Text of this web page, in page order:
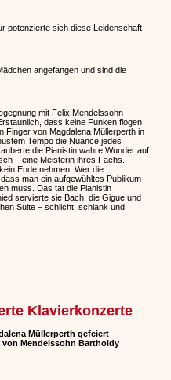
potenzierte sich diese Leidenschaft
angefangen und sind die
mit Felix Mendelssohn
dass keine Funken flogen
Finger von Magdalena Müllerperth in
Tempo die Nuance jedes
die Pianistin wahre Wunder auf
– eine Meisterin ihres Fachs.
Ende nehmen. Wer die
man ein aufgewühltes Publikum
muss. Das tat die Pianistin
servierte sie Bach, die Gigue und
Suite – schlicht, schlank und
Klavierkonzerte
Müllerperth gefeiert
von Mendelssohn Bartholdy